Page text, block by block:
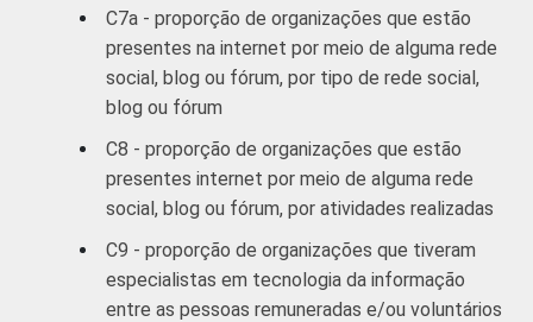
C7a - proporção de organizações que estão
presentes na internet por meio de alguma rede
social, blog ou fórum, por tipo de rede social,
blog ou fórum
C8 - proporção de organizações que estão
presentes internet por meio de alguma rede
social, blog ou fórum, por atividades realizadas
C9 - proporção de organizações que tiveram
especialistas em tecnologia da informação
entre as pessoas remuneradas e/ou voluntários